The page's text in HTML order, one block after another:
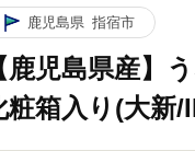
鹿児島県 指宿市
鹿児島県産】
粧箱入り(大新/